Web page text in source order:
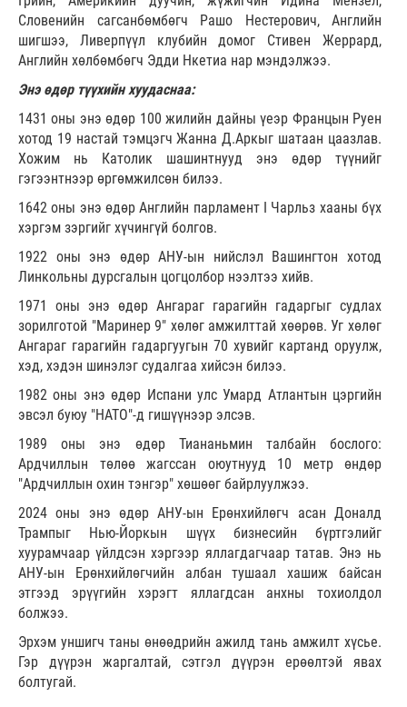
Словенийн сагсанбөмбөгч Рашо Нестерович, Английн
шигшээ, Ливерпүүл клубийн домог Стивен Жеррард,
Английн хөлбөмбөгч Эдди Нкетиа нар мэндэлжээ.
Энэ өдөр түүхийн хуудаснаа:
1431 оны энэ өдөр 100 жилийн дайны үеэр Францын Руен
хотод 19 настай тэмцэгч Жанна Д.Аркыг шатаан цаазлав.
Хожим нь Католик шашинтнууд энэ өдөр түүнийг
гэгээнтнээр өргөмжилсөн билээ.
1642 оны энэ өдөр Английн парламент I Чарльз хааны бүх
хэргэм зэргийг хүчингүй болгов.
1922 оны энэ өдөр АНУ-ын нийслэл Вашингтон хотод
Линкольны дурсгалын цогцолбор нээлтээ хийв.
1971 оны энэ өдөр Ангараг гарагийн гадаргыг судлах
зорилготой "Маринер 9" хөлөг амжилттай хөөрөв. Уг хөлөг
Ангараг гарагийн гадаргуугын 70 хувийг картанд оруулж,
хэд, хэдэн шинэлэг судалгаа хийсэн билээ.
1982 оны энэ өдөр Испани улс Умард Атлантын цэргийн
эвсэл буюу "НАТО"-д гишүүнээр элсэв.
1989 оны энэ өдөр Тиананьмин талбайн бослого:
Ардчиллын төлөө жагссан оюутнууд 10 метр өндөр
"Ардчиллын охин тэнгэр" хөшөөг байрлуулжээ.
2024 оны энэ өдөр АНУ-ын Ерөнхийлөгч асан Доналд
Трампыг Нью-Йоркын шүүх бизнесийн бүртгэлийг
хуурамчаар үйлдсэн хэргээр яллагдагчаар татав. Энэ нь
АНУ-ын Ерөнхийлөгчийн албан тушаал хашиж байсан
этгээд эрүүгийн хэрэгт яллагдсан анхны тохиолдол
болжээ.
Эрхэм уншигч таны өнөөдрийн ажилд тань амжилт хүсье.
Гэр дүүрэн жаргалтай, сэтгэл дүүрэн ерөөлтэй явах
болтугай.